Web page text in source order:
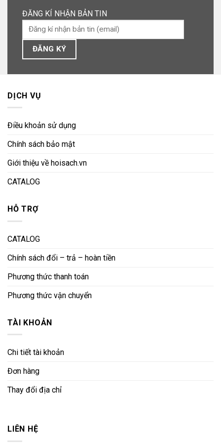
ĐĂNG KÍ NHẬN BẢN TIN
DỊCH VỤ
Điều khoản sử dụng
Chính sách bảo mật
Giới thiệu về hoisach.vn
CATALOG
HỖ TRỢ
CATALOG
Chính sách đổi – trả – hoàn tiền
Phương thức thanh toán
Phương thức vận chuyển
TÀI KHOẢN
Chi tiết tài khoản
Đơn hàng
Thay đổi địa chỉ
LIÊN HỆ